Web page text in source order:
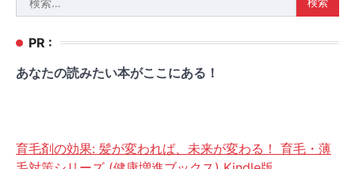
ナ
ビ
ー
ン
索:
PR :
あなたの読みたい本がここにある！
育毛剤の効果: 髪が変われば、未来が変わる！ 育毛・薄